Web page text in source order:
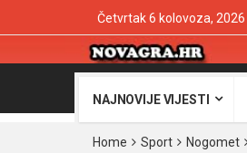
Četvrtak 6 kolovoza, 2026
NAJNOVIJE VIJESTI
Home Sport Nogomet